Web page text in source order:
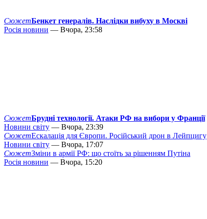
СюжетБенкет генералів. Наслідки вибуху в Москві
Росія новини — Вчора, 23:58
СюжетБрудні технології. Атаки РФ на вибори у Франції
Новини світу — Вчора, 23:39
СюжетЕскалація для Європи. Російський дрон в Лейпцигу
Новини світу — Вчора, 17:07
СюжетЗміни в армії РФ: що стоїть за рішенням Путіна
Росія новини — Вчора, 15:20